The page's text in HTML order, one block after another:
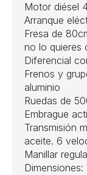
Motor diésel
Arranque
Fresa de
no lo quieres
Diferencial
Frenos y
aluminio
Ruedas de
Embrague
Transmisión
aceite. 6
Manillar